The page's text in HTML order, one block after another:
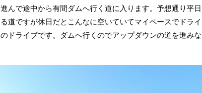
んで途中から有間ダムへ行く道に入ります。予想通り平日
道ですが休日だとこんなに空いていてマイペースでドライ
ドライブです。ダムへ行くのでアップダウンの道を進みな